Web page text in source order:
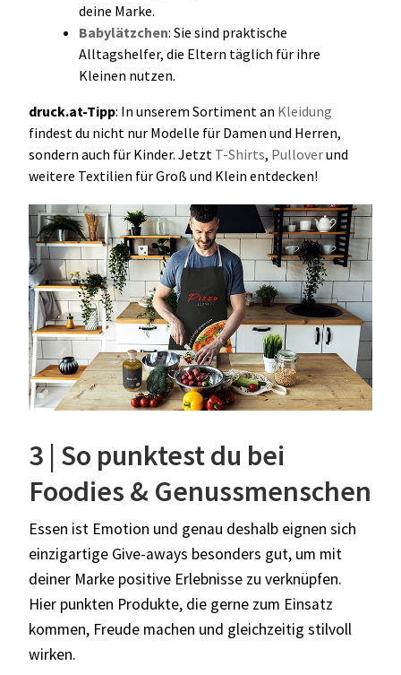
deine Marke.
Babylätzchen: Sie sind praktische
Alltagshelfer, die Eltern täglich für ihre
Kleinen nutzen.
druck.at-Tipp: In unserem Sortiment an Kleidung
findest du nicht nur Modelle für Damen und Herren,
sondern auch für Kinder. Jetzt T-Shirts, Pulloverund
weitere Textilien für Groß und Klein entdecken!
3 | So punktest du bei
Foodies & Genussmenschen
Essen ist Emotion und genau deshalb eignen sich
einzigartige Give-aways besonders gut, um mit
deiner Marke positive Erlebnisse zu verknüpfen.
Hier punkten Produkte, die gerne zum Einsatz
kommen, Freude machen und gleichzeitig stilvoll
wirken.